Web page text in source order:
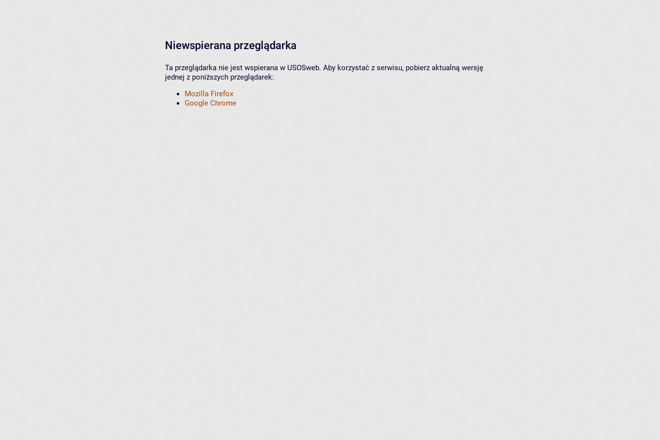
Niewspierana przeglądarka
Ta przeglądarka nie jest wspierana w USOSweb. Aby korzystać z serwisu, pobierz aktualną wersję
jednej z poniższych przeglądarek:
Mozilla Firefox
Google Chrome